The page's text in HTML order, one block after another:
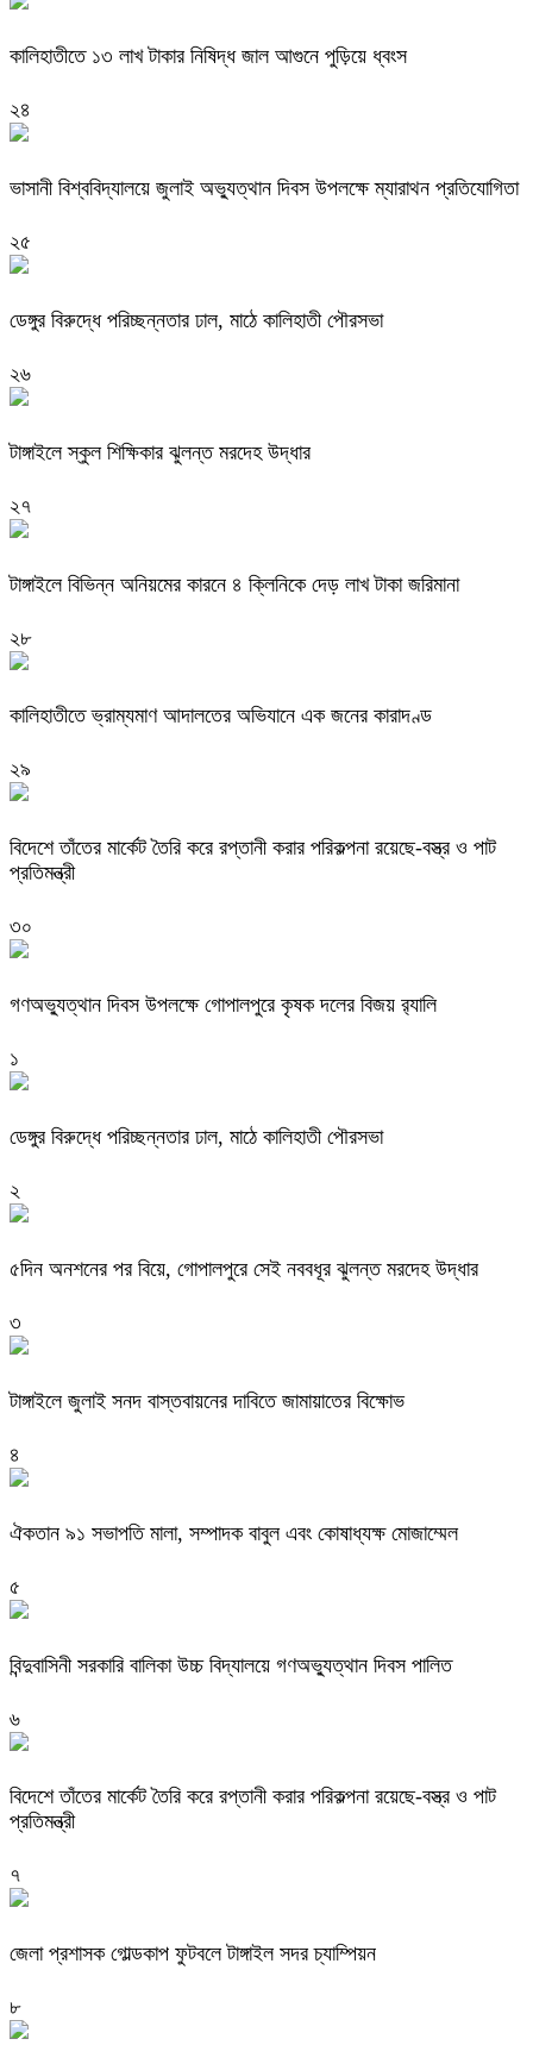
কালিহাতীতে ১৩ লাখ টাকার নিষিদ্ধ জাল আগুনে পুড়িয়ে ধ্বংস
২৪
ভাসানী বিশ্ববিদ্যালয়ে জুলাই অভ্যুত্থান দিবস উপলক্ষে ম্যারাথন প্রতিযোগিতা
২৫
ডেঙ্গুর বিরুদ্ধে পরিচ্ছন্নতার ঢাল, মাঠে কালিহাতী পৌরসভা
২৬
টাঙ্গাইলে স্কুল শিক্ষিকার ঝুলন্ত মরদেহ উদ্ধার
২৭
টাঙ্গাইলে বিভিন্ন অনিয়মের কারনে ৪ ক্লিনিকে দেড় লাখ টাকা জরিমানা
২৮
কালিহাতীতে ভ্রাম্যমাণ আদালতের অভিযানে এক জনের কারাদণ্ড
২৯
বিদেশে তাঁতের মার্কেট তৈরি করে রপ্তানী করার পরিকল্পনা রয়েছে-বস্ত্র ও পাট
প্রতিমন্ত্রী
৩০
গণঅভ্যুত্থান দিবস উপলক্ষে গোপালপুরে কৃষক দলের বিজয় র‍্যালি
১
ডেঙ্গুর বিরুদ্ধে পরিচ্ছন্নতার ঢাল, মাঠে কালিহাতী পৌরসভা
২
৫দিন অনশনের পর বিয়ে, গোপালপুরে সেই নববধূর ঝুলন্ত মরদেহ উদ্ধার
৩
টাঙ্গাইলে জুলাই সনদ বাস্তবায়নের দাবিতে জামায়াতের বিক্ষোভ
৪
ঐকতান ৯১ সভাপতি মালা, সম্পাদক বাবুল এবং কোষাধ্যক্ষ মোজাম্মেল
৫
বিন্দুবাসিনী সরকারি বালিকা উচ্চ বিদ্যালয়ে গণঅভ্যুত্থান দিবস পালিত
৬
বিদেশে তাঁতের মার্কেট তৈরি করে রপ্তানী করার পরিকল্পনা রয়েছে-বস্ত্র ও পাট
প্রতিমন্ত্রী
৭
জেলা প্রশাসক গোল্ডকাপ ফুটবলে টাঙ্গাইল সদর চ্যাম্পিয়ন
৮